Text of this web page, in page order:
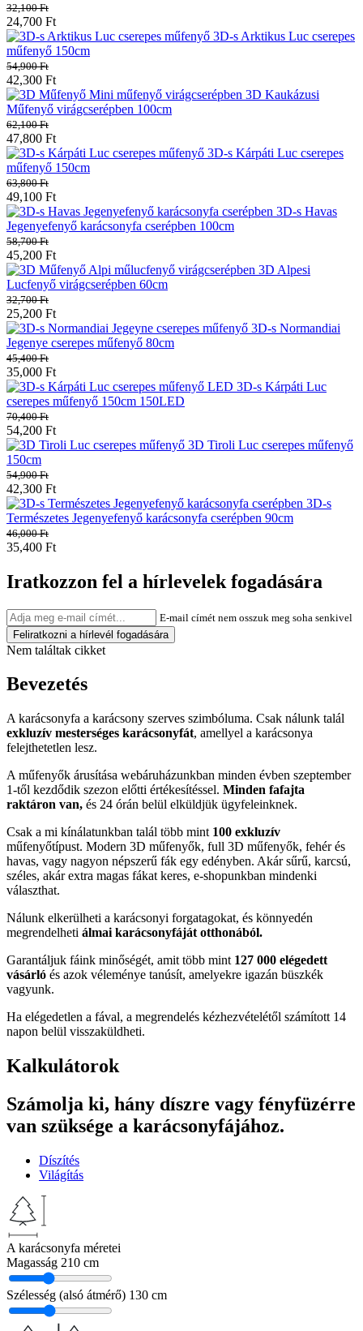
32,100Ft
24,700 Ft
3D-s Arktikus Luc cserepes
műfenyő 150cm
54,900Ft
42,300 Ft
3D Kaukázusi
Műfenyő virágcserépben 100cm
62,100Ft
47,800 Ft
3D-s Kárpáti Luc cserepes
műfenyő 150cm
63,800Ft
49,100 Ft
3D-s Havas
Jegenyefenyő karácsonyfa cserépben 100cm
58,700Ft
45,200 Ft
3D Alpesi
Lucfenyő virágcserépben 60cm
32,700Ft
25,200 Ft
3D-s Normandiai
Jegenye cserepes műfenyő 80cm
45,400Ft
35,000 Ft
3D-s Kárpáti Luc
cserepes műfenyő 150cm 150LED
70,400Ft
54,200 Ft
3D Tiroli Luc cserepes műfenyő
150cm
54,900Ft
42,300 Ft
3D-s
Természetes Jegenyefenyő karácsonyfa cserépben 90cm
46,000Ft
35,400 Ft
Iratkozzon fel a hírlevelek fogadására
E-mail címét nem osszuk meg soha senkivel
Nem találtak cikket
Bevezetés
A karácsonyfa a karácsony szerves szimbóluma. Csak nálunk talál
exkluzív mesterséges karácsonyfát, amellyel a karácsonya
felejthetetlen lesz.
A műfenyők árusítása webáruházunkban minden évben szeptember
1-től kezdődik szezon előtti értékesítéssel. Minden fafajta
raktáron van, és 24 órán belül elküldjük ügyfeleinknek.
Csak a mi kínálatunkban talál több mint 100 exkluzív
műfenyőtípust. Modern 3D műfenyők, full 3D műfenyők, fehér és
havas, vagy nagyon népszerű fák egy edényben. Akár sűrű, karcsú,
széles, akár extra magas fákat keres, e-shopunkban mindenki
választhat.
Nálunk elkerülheti a karácsonyi forgatagokat, és könnyedén
megrendelheti álmai karácsonyfáját otthonából.
Garantáljuk fáink minőségét, amit több mint 127 000 elégedett
vásárló és azok véleménye tanúsít, amelyekre igazán büszkék
vagyunk.
Ha elégedetlen a fával, a megrendelés kézhezvételétől számított 14
napon belül visszaküldheti.
Kalkulátorok
Számolja ki, hány díszre vagy fényfüzérre
van szüksége a karácsonyfájához.
Díszítés
Világítás
A karácsonyfa méretei
Magasság 210 cm
Szélesség (alsó átmérő) 130 cm